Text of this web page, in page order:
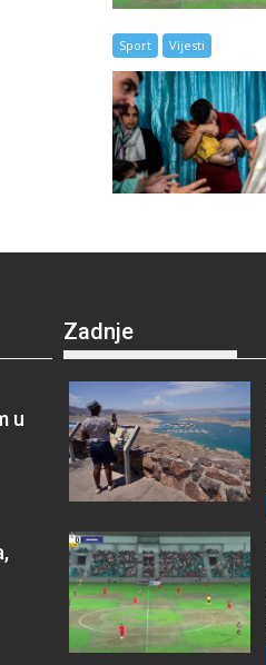
Sport Vijesti
u
Zadnje